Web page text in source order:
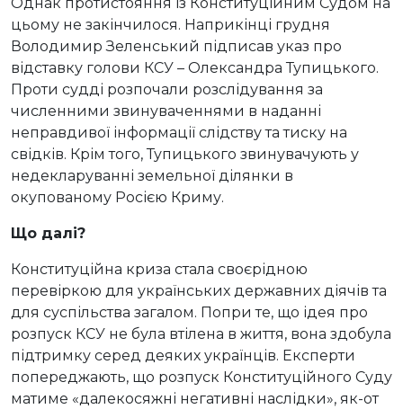
Однак протистояння із Конституційним Судом на
цьому не закінчилося. Наприкінці грудня
Володимир Зеленський підписав указ про
відставку голови КСУ – Олександра Тупицького.
Проти судді розпочали розслідування за
численними звинуваченнями в наданні
неправдивої інформації слідству та тиску на
свідків. Крім того, Тупицького звинувачують у
недекларуванні земельної ділянки в
окупованому Росією Криму.
Що далі?
Конституційна криза стала своєрідною
перевіркою для українських державних діячів та
для суспільства загалом. Попри те, що ідея про
розпуск КСУ не була втілена в життя, вона здобула
підтримку серед деяких українців. Експерти
попереджають, що розпуск Конституційного Суду
матиме «далекосяжні негативні наслідки», як-от